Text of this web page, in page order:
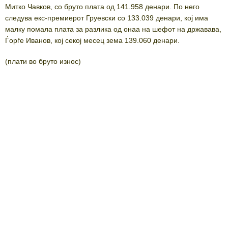
Митко Чавков, со бруто плата од 141.958 денари. По него
следува екс-премиерот Груевски со 133.039 денари, кој има
малку помала плата за разлика од онаа на шефот на државава,
Ѓорѓе Иванов, кој секој месец зема 139.060 денари.
(плати во бруто износ)